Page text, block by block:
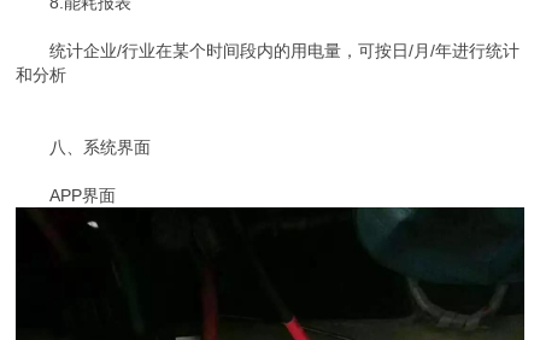
统计企业/行业在某个时间段内的用电量，可按日/月/年进行统计
和分析
八、系统界面
APP界面